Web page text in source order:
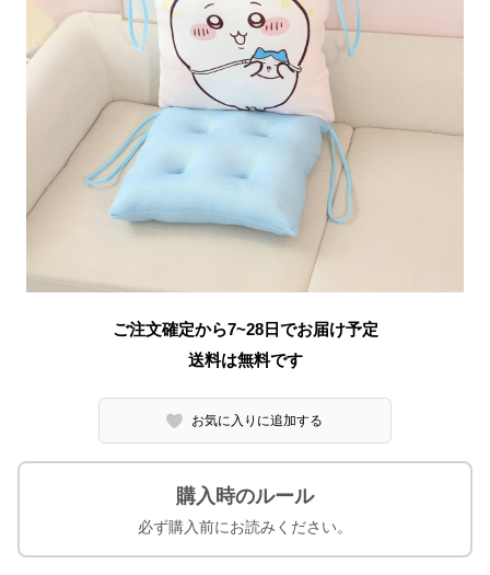
ご注文確定から7~28日でお届け予定
送料は無料です
お気に入りに追加する
購入時のルール
必ず購入前にお読みください。